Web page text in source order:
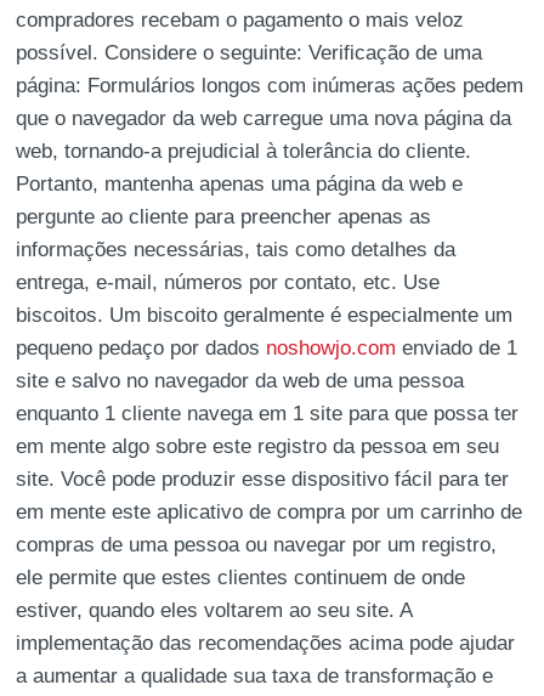
compradores recebam o pagamento o mais veloz
possível. Considere o seguinte: Verificação de uma
página: Formulários longos com inúmeras ações pedem
que o navegador da web carregue uma nova página da
web, tornando-a prejudicial à tolerância do cliente.
Portanto, mantenha apenas uma página da web e
pergunte ao cliente para preencher apenas as
informações necessárias, tais como detalhes da
entrega, e-mail, números por contato, etc. Use
biscoitos. Um biscoito geralmente é especialmente um
pequeno pedaço por dados noshowjo.com enviado de 1
site e salvo no navegador da web de uma pessoa
enquanto 1 cliente navega em 1 site para que possa ter
em mente algo sobre este registro da pessoa em seu
site. Você pode produzir esse dispositivo fácil para ter
em mente este aplicativo de compra por um carrinho de
compras de uma pessoa ou navegar por um registro,
ele permite que estes clientes continuem de onde
estiver, quando eles voltarem ao seu site. A
implementação das recomendações acima pode ajudar
a aumentar a qualidade sua taxa de transformação e